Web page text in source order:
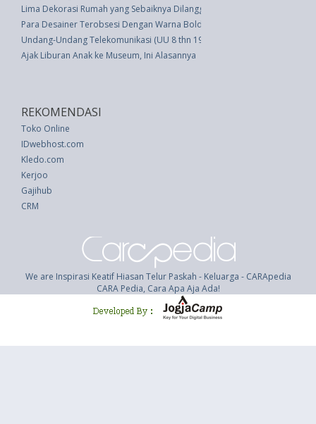
Lima Dekorasi Rumah yang Sebaiknya Dilanggar
Para Desainer Terobsesi Dengan Warna Bold dan Regal Pantone Tahun
Undang-Undang Telekomunikasi (UU 8 thn 1987)
Ajak Liburan Anak ke Museum, Ini Alasannya
REKOMENDASI
Toko Online
IDwebhost.com
Kledo.com
Kerjoo
Gajihub
CRM
We are Inspirasi Keatif Hiasan Telur Paskah - Keluarga - CARApedia
CARA Pedia, Cara Apa Aja Ada!